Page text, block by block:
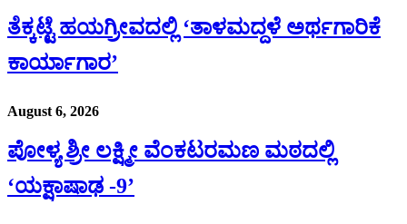
ತೆಕ್ಕಟ್ಟೆ ಹಯಗ್ರೀವದಲ್ಲಿ ‘ತಾಳಮದ್ದಳೆ ಅರ್ಥಗಾರಿಕೆ
ಕಾರ್ಯಾಗಾರ’
August 6, 2026
ಪೋಳ್ಯ ಶ್ರೀ ಲಕ್ಷ್ಮೀ ವೆಂಕಟರಮಣ ಮಠದಲ್ಲಿ
‘ಯಕ್ಷಾಷಾಢ -9’